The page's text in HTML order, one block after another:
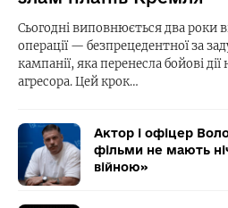
Сьогодні виповнюється два роки
операції — безпрецедентної за
кампанії, яка перенесла бойові
агресора. Цей крок…
Актор і офіцер
фільми не мають
війною»